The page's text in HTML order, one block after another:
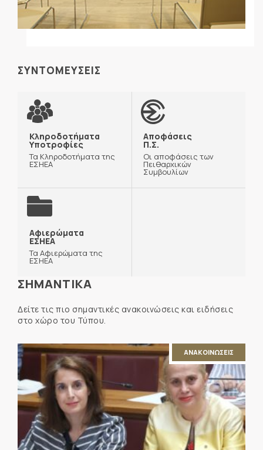
ΣΥΝΤΟΜΕΥΣΕΙΣ
Κληροδοτήματα
Υποτροφίες
Τα Κληροδοτήματα της
ΕΣΗΕΑ
Αποφάσεις
Π.Σ.
Οι αποφάσεις των
Πειθαρχικών
Συμβουλίων
Αφιερώματα
ΕΣΗΕΑ
Τα Αφιερώματα της
ΕΣΗΕΑ
ΣΗΜΑΝΤΙΚΑ
Δείτε τις πιο σημαντικές ανακοινώσεις και ειδήσεις
στο χώρο του Τύπου.
ΑΝΑΚΟΙΝΩΣΕΙΣ